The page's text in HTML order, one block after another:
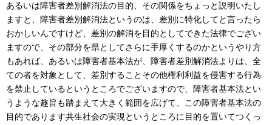
あるいは障害者差別解消法の目的、その関係をちょっと説明いたし
ますと、障害者差別解消法というのは、差別に特化してと言ったら
おかしいんですけど、差別の解消を目的としてできた法律でござい
ますので、その部分を県としてさらに手厚くするのかというやり方
もあれば、あるいは障害者基本法が、障害者差別解消法よりは、全
ての者を対象として、差別することその他権利利益を侵害する行為
を禁止しているというところでございますので、障害者基本法とい
うような趣旨も踏まえて大きく範囲を広げて、この障害者基本法の
目的であります共生社会の実現というところに目的を置いてつくっ